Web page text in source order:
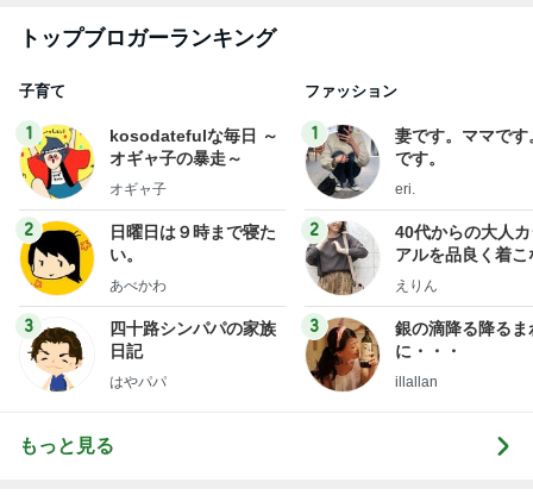
トップブロガーランキング
子育て
1
kosodatefulな毎日 ～
オギャ子の暴走～
オギャ子
2
日曜日は９時まで寝た
い。
あべかわ
3
四十路シンパパの家族
日記
はやパパ
ファッション
1
妻です。ママです
です。
eri.
2
40代からの大人
アルを品良く着こ
ファッションブロ
えりん
3
銀の滴降る降るま
に・・・
illallan
もっと見る